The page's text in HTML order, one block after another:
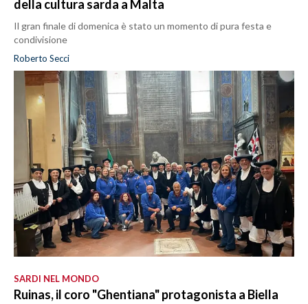
della cultura sarda a Malta
Il gran finale di domenica è stato un momento di pura festa e
condivisione
Roberto Secci
SARDI NEL MONDO
Ruinas, il coro "Ghentiana" protagonista a Biella